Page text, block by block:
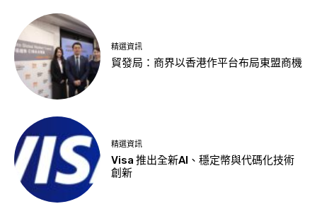
精選資訊
貿發局：商界以香港作平台布局東盟商機
精選資訊
Visa 推出全新AI、穩定幣與代碼化技術
創新